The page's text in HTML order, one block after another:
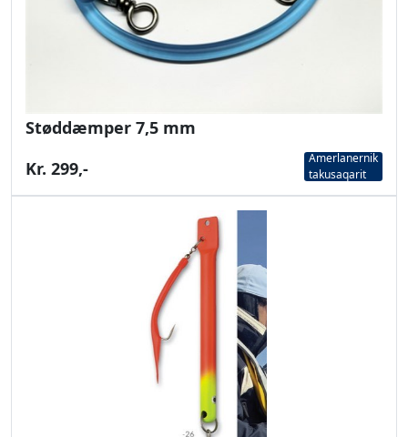
Støddæmper 7,5 mm
Kr. 299,-
Amerlanernik
takusaqarit